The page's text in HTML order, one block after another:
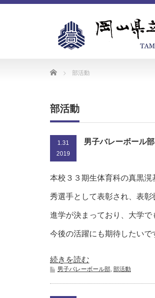
Home 部活動
部活動
1.31
2019
男子バレーボール
本校３３期生体育科の真黒
秀選手として表彰され、表
進学が決まっており、大学で
今後の活躍にも期待したいで
続きを読む
男子バレーボール部, 部活動